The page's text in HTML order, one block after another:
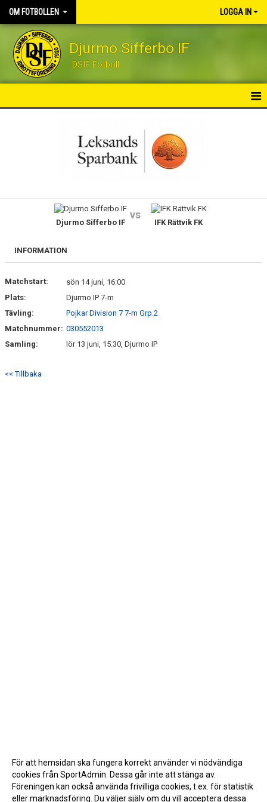
OM FOTBOLLEN LOGGA IN
Djurmo Sifferbo IF
DSIF Fotboll
LEDARE OCH KONTAKT
BLI MEDLEM!
Djurmo Sifferbo IF
vs
IFK Rättvik FK
INFORMATION
Matchstart:
sön 14 juni, 16:00
Plats:
Djurmo IP 7-m
Tävling:
Pojkar Division 7 7-m Grp.2
Matchnummer: 030552013
Samling:
lör 13 juni, 15:30, Djurmo IP
<< Tillbaka
För att hemsidan ska fungera korrekt använder vi nödvändiga
cookies från SportAdmin. Dessa går inte att stänga av.
Föreningen kan också använda frivilliga cookies, t.ex. för statistik
eller marknadsföring. Du väljer själv om du vill acceptera dessa.